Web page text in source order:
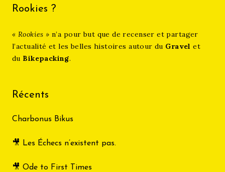
Rookies ?
« Rookies »n’a pour but que de recenser et partager
l’actualité et les belles histoires autour du Gravel et
du Bikepacking.
Récents
Charbonus Bikus
🎥 Les Échecs n’existent pas.
🎥 Ode to First Times